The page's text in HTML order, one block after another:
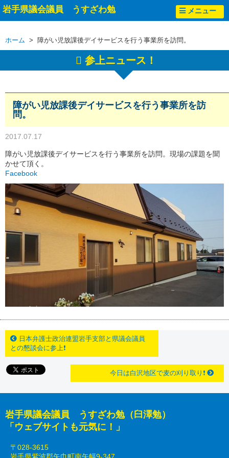
岩手県議会議員 うすざわ勉 メニュー
ホーム > 障がい児放課後デイサービスを行う事業所を訪問。
参上ニュース！
障がい児放課後デイサービスを行う事業所を訪
問。
2017.07.17
障がい児放課後デイサービスを行う事業所を訪問。現場の課題を聞
かせて頂く。
Facebook
日本弁護士政治連盟岩手支部と県議会議員
との懇談会に参上❗
今日は白沢地区で麦の刈り取り❗
岩手県議会議員 うすざわ勉（臼澤勉）
「ウェブサイトも元気に！」
〒028-3615